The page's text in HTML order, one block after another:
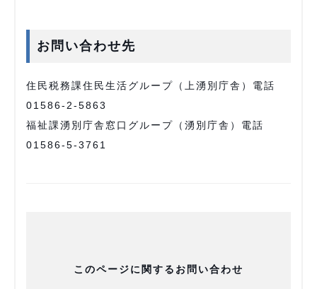
お問い合わせ先
住民税務課住民生活グループ（上湧別庁舎）電話
01586-2-5863
福祉課湧別庁舎窓口グループ（湧別庁舎）電話
01586-5-3761
このページに関するお問い合わせ